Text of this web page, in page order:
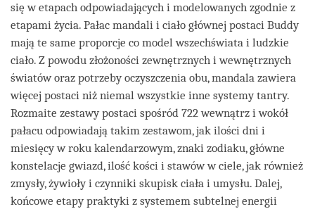
się w etapach odpowiadających i modelowanych zgodnie z
etapami życia. Pałac mandali i ciało głównej postaci Buddy
mają te same proporcje co model wszechświata i ludzkie
ciało. Z powodu złożoności zewnętrznych i wewnętrznych
światów oraz potrzeby oczyszczenia obu, mandala zawiera
więcej postaci niż niemal wszystkie inne systemy tantry.
Rozmaite zestawy postaci spośród 722 wewnątrz i wokół
pałacu odpowiadają takim zestawom, jak ilości dni i
miesięcy w roku kalendarzowym, znaki zodiaku, główne
konstelacje gwiazd, ilość kości i stawów w ciele, jak również
zmysły, żywioły i czynniki skupisk ciała i umysłu. Dalej,
końcowe etapy praktyki z systemem subtelnej energii